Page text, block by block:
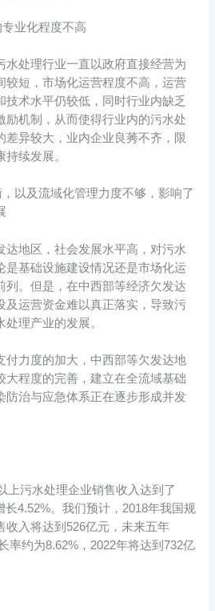
业化程度不高
处理行业一直以政府直接经营为
较短，市场化运营程度不高，运营
技术水平仍较低，同时行业内缺乏
励机制，从而使得行业内的污水处
差异较大，业内企业良莠不齐，限
续发展。
以及流域化管理力度不够，影响了
地区，社会发展水平高，对污水
是基础设施建设情况还是市场化运
列。但是，在中西部等经济欠发达
及运营资金难以真正落实，导致污
理产业的发展。
力度的加大，中西部等欠发达地
大程度的完善，建立在全流域基础
防治与应急体系正在逐步形成并发
污水处理企业销售收入达到了
长4.52%。我们预计，2018年我国规
收入将达到526亿元，未来五年
率约为8.62%，2022年将达到732亿